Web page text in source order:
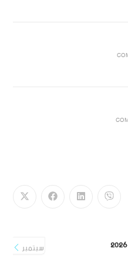
سبتمبر